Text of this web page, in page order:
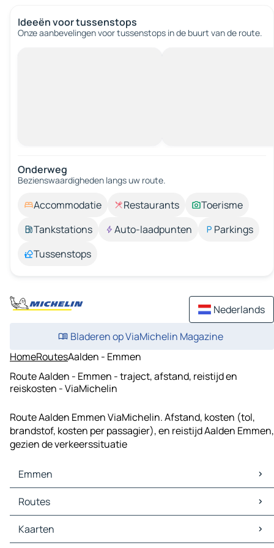
Ideeën voor tussenstops
Onze aanbevelingen voor tussenstops in de buurt van de route.
Onderweg
Bezienswaardigheden langs uw route.
Accommodatie Restaurants
Toerisme
Tankstations
Auto-laadpunten
Parkings
Tussenstops
Nederlands
Bladeren op ViaMichelin Magazine
HomeRoutesAalden - Emmen
Route Aalden - Emmen - traject, afstand, reistijd en
reiskosten - ViaMichelin
Route Aalden Emmen ViaMichelin. Afstand, kosten (tol,
brandstof, kosten per passagier), en reistijd Aalden Emmen,
gezien de verkeerssituatie
Emmen
Emmen Kaarten
Emmen Verkeer
Emmen Hotels
Emmen Restaurants
Routes
Routes Emmen - Assen
Routes Emmen - Hoogeveen
Kaarten